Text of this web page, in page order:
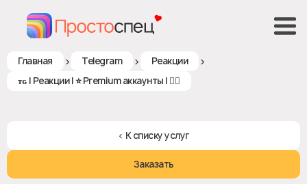
Главная > Telegram > Реакции >
ᴛɢ | Реакции | ⭐️ Premium аккаунты | ❤️‍🔥
< К списку услуг
Заказать